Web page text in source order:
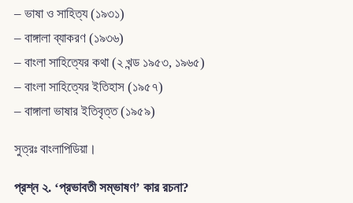
– ভাষা ও সাহিত্য (১৯৩১)
– বাঙ্গালা ব্যাকরণ (১৯৩৬)
– বাংলা সাহিত্যের কথা (২ খন্ড ১৯৫৩, ১৯৬৫)
– বাংলা সাহিত্যের ইতিহাস (১৯৫৭)
– বাঙ্গালা ভাষার ইতিবৃত্ত (১৯৫৯)
সুত্রঃ বাংলাপিডিয়া।
প্রশ্ন ২. ‘প্রভাবতী সম্ভাষণ’ কার রচনা?